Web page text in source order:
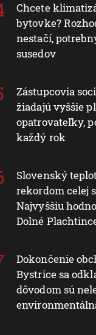
Chcete
bytovke?
nestačí,
susedov
Zástupcovia
žiadajú vyššie
opatrovateľky,
každý rok
Slovenský
rekordom celej
Najvyššiu
Dolné
Dokončenie
Bystrice sa
dôvodom sú